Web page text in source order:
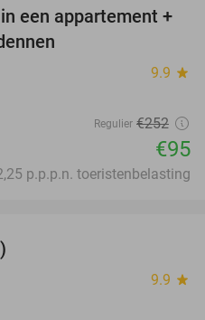
62%
een appartement +
9.9 star
Regulier €252
€95
p.p.p.n. toeristenbelasting
9.9 star